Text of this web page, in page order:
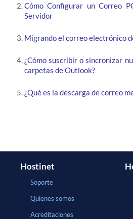
Cómo Configurar un Correo
Servidor
Migrando el correo electrónico
¿Cómo suscribir o sincronizar
carpetas de Outlook?
¿Qué es la descarga de correo
Hostinet
Soporte
Quienes somos
Acreditaciones